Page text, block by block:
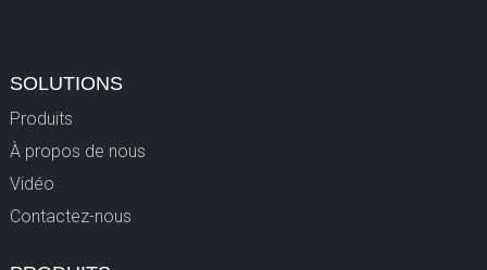
SOLUTIONS
Produits
À propos de nous
Vidéo
Contactez-nous